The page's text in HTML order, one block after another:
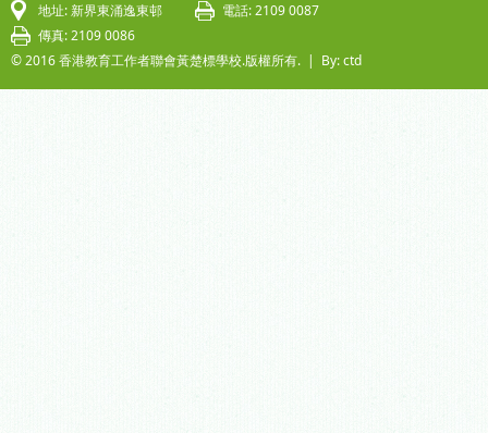
地址: 新界東涌逸東邨
電話: 2109 0087
傳真: 2109 0086
© 2016 香港教育工作者聯會黃楚標學校.版權所有. | By: ctd